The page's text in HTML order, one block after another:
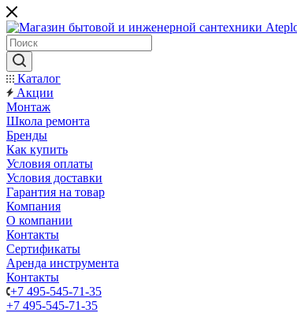
Каталог
Акции
Монтаж
Школа ремонта
Бренды
Как купить
Условия оплаты
Условия доставки
Гарантия на товар
Компания
О компании
Контакты
Сертификаты
Аренда инструмента
Контакты
+7 495-545-71-35
+7 495-545-71-35